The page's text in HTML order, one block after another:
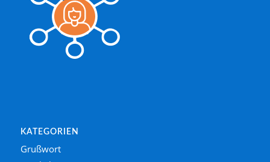
KATEGORIEN
Grußwort